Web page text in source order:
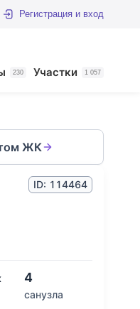
Регистрация и вход
230 Участки 1 057
ЖК
ID: 114464
4
санузла